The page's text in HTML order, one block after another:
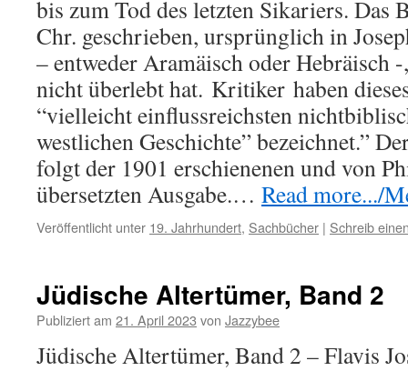
bis zum Tod des letzten Sikariers. Das
Chr. geschrieben, ursprünglich in
– entweder Aramäisch oder Hebräisch
nicht überlebt hat. Kritiker haben
“vielleicht einflussreichsten
westlichen Geschichte” bezeichnet.”
folgt der 1901 erschienenen und von
übersetzten Ausgabe.… Read more.../
Veröffentlicht unter 19. Jahrhundert, Sachbücher | Schreib
Jüdische Altertümer, Band 2
Publiziert am 21. April 2023 von Jazzybee
Jüdische Altertümer, Band 2 – Flavis